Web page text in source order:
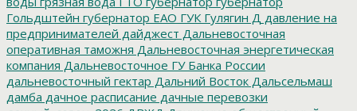
Гольдштейн губернатор ЕАО ГУК Гулягин Д давление на
предпринимателей дайджест Дальневосточная
оперативная таможня Дальневосточная энергетическая
компания Дальневосточное ГУ Банка России
дальневосточный гектар Дальний Восток Дальсельмаш
дамба дачное расписание дачные перевозки